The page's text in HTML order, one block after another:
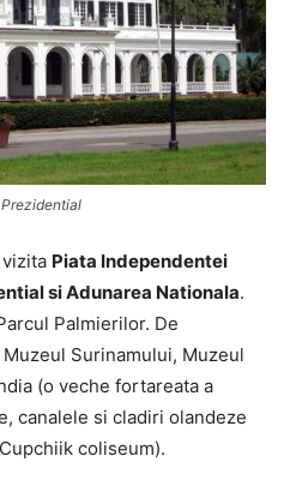
Piata Independentei
si Adunarea Nationala.
Palmierilor. De
Surinamului, Muzeul
(o veche fortareata a
canalele si cladiri olandeze
coliseum).